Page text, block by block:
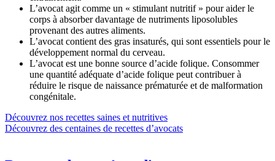
L’avocat agit comme un « stimulant nutritif » pour aider le
corps à absorber davantage de nutriments liposolubles
provenant des autres aliments.
L’avocat contient des gras insaturés, qui sont essentiels pour le
développement normal du cerveau.
L’avocat est une bonne source d’acide folique. Consommer
une quantité adéquate d’acide folique peut contribuer à
réduire le risque de naissance prématurée et de malformation
congénitale.
Découvrez nos recettes saines et nutritives
Découvrez des centaines de recettes d’avocats